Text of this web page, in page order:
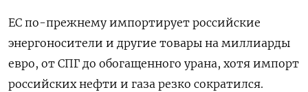
ЕС по-прежнему импортирует российские
энергоносители и другие товары на миллиарды
евро, от СПГ до обогащенного урана, хотя импорт
российских нефти и газа резко сократился.